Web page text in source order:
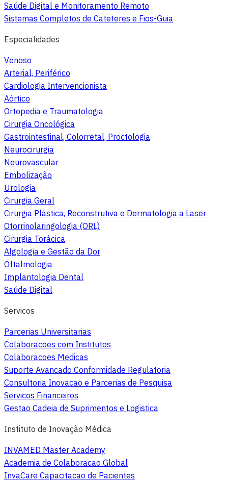
Saúde Digital e Monitoramento Remoto
Sistemas Completos de Cateteres e Fios-Guia
Especialidades
Venoso
Arterial, Periférico
Cardiologia Intervencionista
Aórtico
Ortopedia e Traumatologia
Cirurgia Oncológica
Gastrointestinal, Colorretal, Proctologia
Neurocirurgia
Neurovascular
Embolização
Urologia
Cirurgia Geral
Cirurgia Plástica, Reconstrutiva e Dermatologia a Laser
Otorrinolaringologia (ORL)
Cirurgia Torácica
Algologia e Gestão da Dor
Oftalmologia
Implantologia Dental
Saúde Digital
Servicos
Parcerias Universitarias
Colaboracoes com Institutos
Colaboracoes Medicas
Suporte Avancado Conformidade Regulatoria
Consultoria Inovacao e Parcerias de Pesquisa
Servicos Financeiros
Gestao Cadeia de Suprimentos e Logistica
Instituto de Inovação Médica
INVAMED Master Academy
Academia de Colaboracao Global
InvaCare Capacitacao de Pacientes